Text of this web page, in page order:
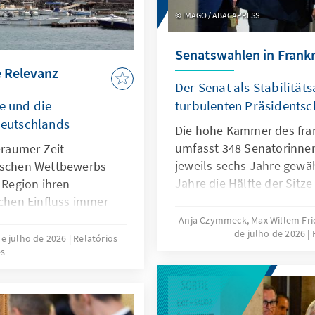
IMAGO / ABACAPRESS
Senatswahlen in
Der Senat als
turbulenten
Die hohe Kammer des
umfasst 348
jeweils sechs Jahre
Jahre die Hälfte der
bestätigten die
Mehrheit. Gewählt wird
Élécteurs), das sich
Mandatsträgern sowie
und regionaler Ebene
Anja Czymmeck, Max Willem
de julho de 2026
und die
Zeit
Wettbewerbs
ihren
Einfluss immer
Küstenstaat
zu. Aufgrund seiner
und dem Golf
Staaten
julho de 2026
Relatórios